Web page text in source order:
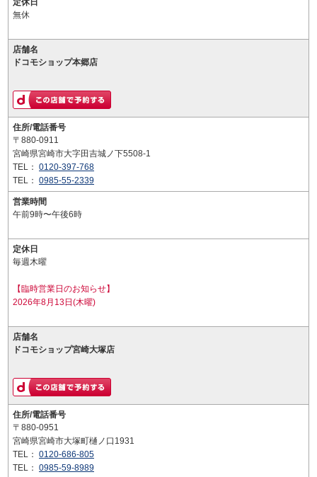
定休日
無休
店舗名
ドコモショップ本郷店
住所/電話番号
〒880-0911
宮崎県宮崎市大字田吉城ノ下5508-1
TEL： 0120-397-768
TEL： 0985-55-2339
営業時間
午前9時〜午後6時
定休日
毎週木曜
【臨時営業日のお知らせ】
2026年8月13日(木曜)
店舗名
ドコモショップ宮崎大塚店
住所/電話番号
〒880-0951
宮崎県宮崎市大塚町樋ノ口1931
TEL： 0120-686-805
TEL： 0985-59-8989